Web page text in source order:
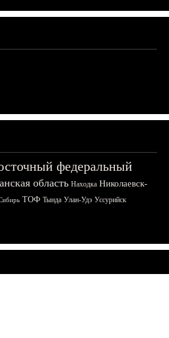
федеральный
область Находка Николаевск-
ТОФ Тында Улан-Удэ Уссурийск